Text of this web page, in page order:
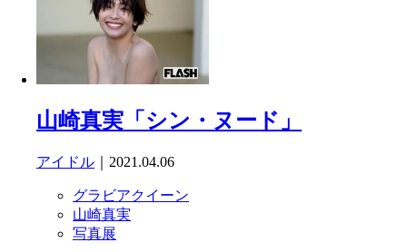
山崎真実「シン・ヌード」
アイドル ｜2021.04.06
グラビアクイーン
山崎真実
写真展